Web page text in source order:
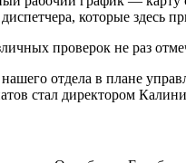
которые здесь
проверок не раз
отдела в плане
стал директором